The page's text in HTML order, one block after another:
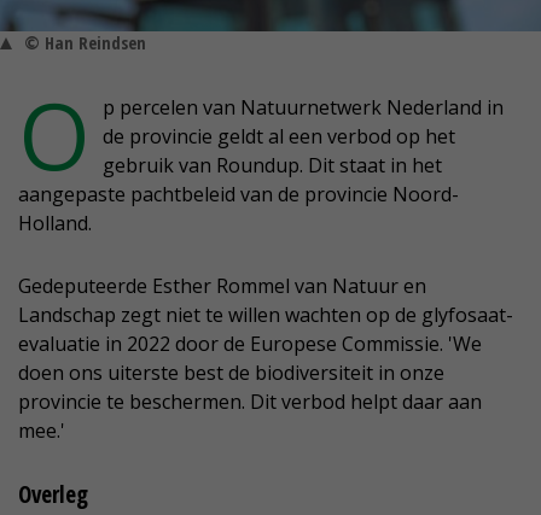
© Han Reindsen
O
p percelen van Natuurnetwerk Nederland in
de provincie geldt al een verbod op het
gebruik van Roundup. Dit staat in het
aangepaste pachtbeleid van de provincie Noord-
Holland.
Gedeputeerde Esther Rommel van Natuur en
Landschap zegt niet te willen wachten op de glyfosaat-
evaluatie in 2022 door de Europese Commissie. 'We
doen ons uiterste best de biodiversiteit in onze
provincie te beschermen. Dit verbod helpt daar aan
mee.'
Overleg